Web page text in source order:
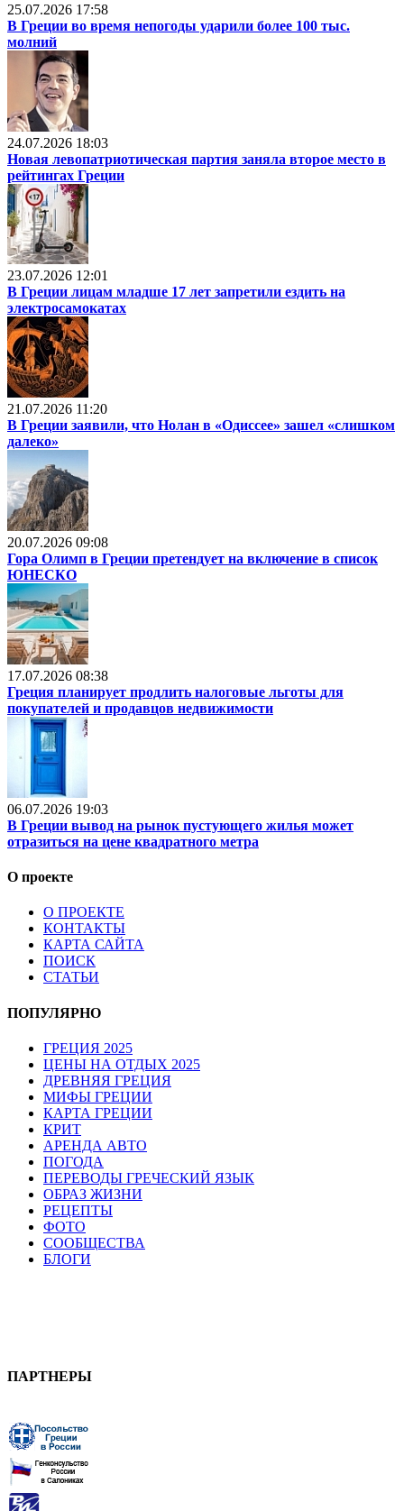
25.07.2026 17:58
В Греции во время непогоды ударили более 100 тыс.
молний
24.07.2026 18:03
Новая левопатриотическая партия заняла второе место в
рейтингах Греции
23.07.2026 12:01
В Греции лицам младше 17 лет запретили ездить на
электросамокатах
21.07.2026 11:20
В Греции заявили, что Нолан в «Одиссее» зашел «слишком
далеко»
20.07.2026 09:08
Гора Олимп в Греции претендует на включение в список
ЮНЕСКО
17.07.2026 08:38
Греция планирует продлить налоговые льготы для
покупателей и продавцов недвижимости
06.07.2026 19:03
В Греции вывод на рынок пустующего жилья может
отразиться на цене квадратного метра
О проекте
О ПРОЕКТЕ
КОНТАКТЫ
КАРТА САЙТА
ПОИСК
СТАТЬИ
ПОПУЛЯРНО
ГРЕЦИЯ 2025
ЦЕНЫ НА ОТДЫХ 2025
ДРЕВНЯЯ ГРЕЦИЯ
МИФЫ ГРЕЦИИ
КАРТА ГРЕЦИИ
КРИТ
АРЕНДА АВТО
ПОГОДА
ПЕРЕВОДЫ ГРЕЧЕСКИЙ ЯЗЫК
ОБРАЗ ЖИЗНИ
РЕЦЕПТЫ
ФОТО
СООБЩЕСТВА
БЛОГИ
ПАРТНЕРЫ